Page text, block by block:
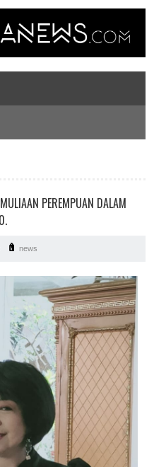
PEREMPUAN DALAM
news